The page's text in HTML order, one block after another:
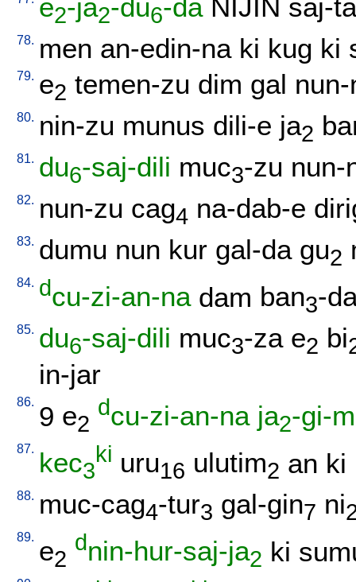
e2-ja2-du6-da NIJIN saj-ta
78. men an-edin-na ki kug ki
79. e2 temen-zu dim gal
80. nin-zu munus dili-e ja2
81. du6-saj-dili muc3-zu nun-
82. nun-zu cag4 na-dab-e
83. dumu nun kur gal-da gu2
84. dcu-zi-an-na dam ban3-
85. du6-saj-dili muc3-za e2 bi
in-jar
86. 9 e2
dcu-zi-an-na ja2-gi-
87. kec3
ki uru16 ulutim2 an ki
88. muc-cag4-tur3 gal-gin7 ni
89. e2
dnin-hur-saj-ja2 ki